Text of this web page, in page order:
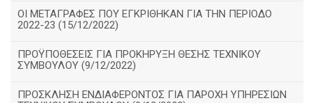
ΟΙ ΜΕΤΑΓΡΑΦΕΣ ΠΟΥ ΕΓΚΡΙΘΗΚΑΝ ΓΙΑ ΤΗΝ ΠΕΡΙΟΔΟ
2022-23 (15/12/2022)
ΠΡΟΫΠΟΘΕΣΕΙΣ ΓΙΑ ΠΡΟΚΗΡΥΞΗ ΘΕΣΗΣ ΤΕΧΝΙΚΟΥ
ΣΥΜΒΟΥΛΟΥ (9/12/2022)
ΠΡΟΣΚΛΗΣΗ ΕΝΔΙΑΦΕΡΟΝΤΟΣ ΓΙΑ ΠΑΡΟΧΗ ΥΠΗΡΕΣΙΩΝ